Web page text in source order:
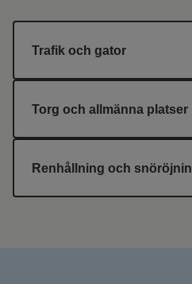
Trafik och gator
Torg och allmänna platser
Renhållning och